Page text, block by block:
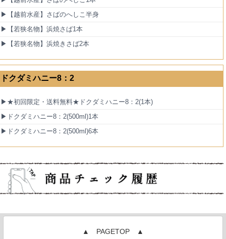
▶【越前水産】さばのへしこ半身
▶【若狭名物】浜焼さば1本
▶【若狭名物】浜焼きさば2本
ドクダミハニー8：2
▶★初回限定・送料無料★ドクダミハニー8：2(1本)
▶ドクダミハニー8：2(500ml)1本
▶ドクダミハニー8：2(500ml)6本
▲ PAGETOP ▲